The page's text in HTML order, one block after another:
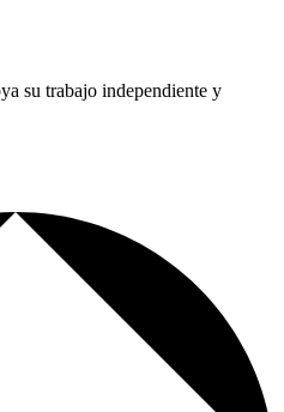
su trabajo independiente y